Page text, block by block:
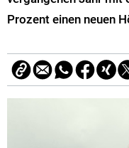
Prozent einen neuen